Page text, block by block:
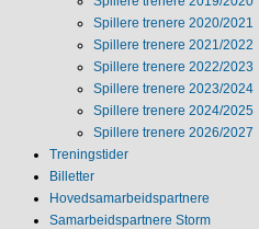
Spillere trenere 2020/2021
Spillere trenere 2021/2022
Spillere trenere 2022/2023
Spillere trenere 2023/2024
Spillere trenere 2024/2025
Spillere trenere 2026/2027
Treningstider
Billetter
Hovedsamarbeidspartnere
Samarbeidspartnere Storm